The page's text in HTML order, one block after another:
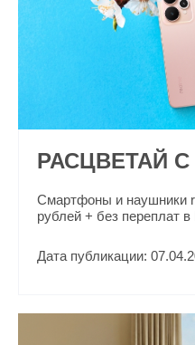
РАСЦВЕТАЙ
Смартфоны и наушники
рублей + без переплат
Дата публикации: